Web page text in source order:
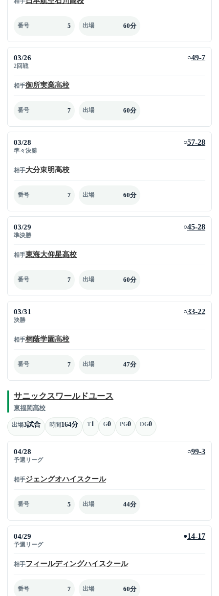
番号 5 出場 60分
03/26
2回戦
○49-7
相手御所実業高校
番号 7 出場 60分
03/28
準々決勝
○57-28
相手大分東明高校
番号 7 出場 60分
03/29
準決勝
○45-28
相手東海大仰星高校
番号 7 出場 60分
03/31
決勝
○33-22
相手桐蔭学園高校
番号 7 出場 47分
サニックスワールドユース
東福岡高校
出場3試合 時間164分 T1 G0 PG0 DG0
04/28
予選リーグ
○99-3
相手ジェングオハイスクール
番号 5 出場 44分
04/29
予選リーグ
●14-17
相手フィールディングハイスクール
番号 7 出場 60分